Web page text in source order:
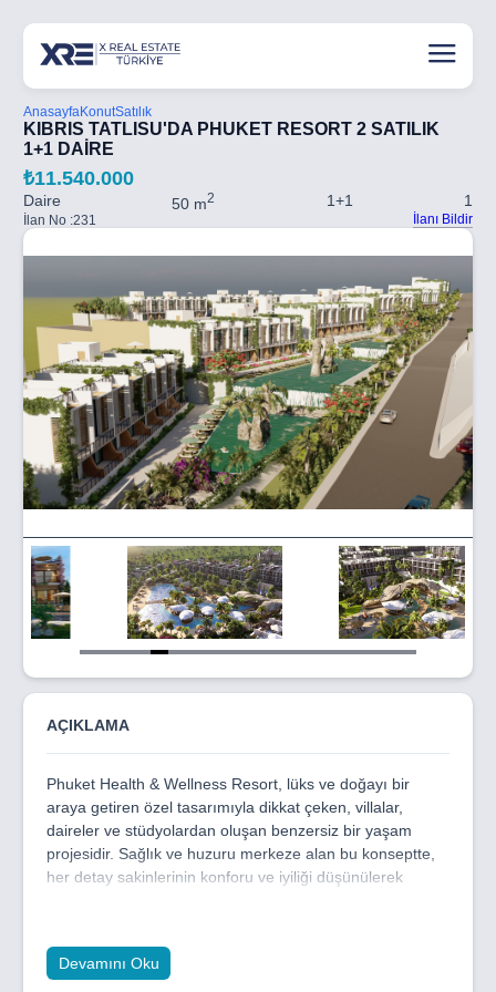
AnasayfaKonutSatılık
KIBRIS TATLISU'DA PHUKET RESORT 2 SATILIK
1+1 DAİRE
₺11.540.000
Daire 50 m2 1+1 1
İlan No :231 İlanı Bildir
5
of
AÇIKLAMA
Phuket Health & Wellness Resort, lüks ve doğayı bir
araya getiren özel tasarımıyla dikkat çeken, villalar,
daireler ve stüdyolardan oluşan benzersiz bir yaşam
projesidir. Sağlık ve huzuru merkeze alan bu konseptte,
her detay sakinlerinin konforu ve iyiliği düşünülerek
bir seçenektir.
Proje kapsamında; kapalı ısıtmalı yüzme havuzu, spa
Devamını Oku